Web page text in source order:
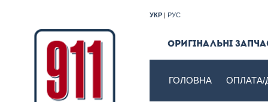
УКР | РУС
Оригінальні
ГОЛОВНА ОПЛАТА/